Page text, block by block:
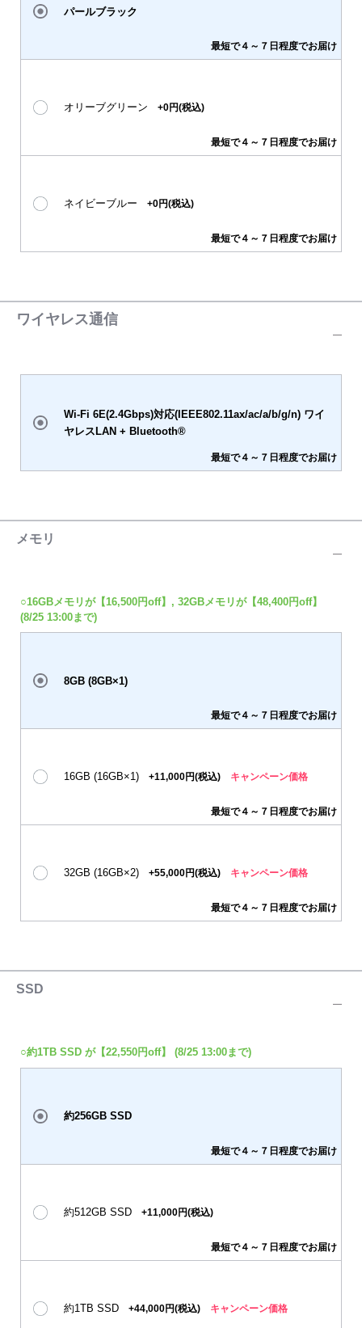
最短で４～７日程度でお届け
パールブラック
最短で４～７日程度でお届け
オリーブグリーン +0円(税込)
最短で４～７日程度でお届け
ネイビーブルー +0円(税込)
ワイヤレス通信
最短で４～７日程度でお届け
Wi-Fi 6E(2.4Gbps)対応(IEEE802.11ax/ac/a/b/g/n) ワイ
ヤレスLAN + Bluetooth®
メモリ
○16GBメモリが【16,500円off】, 32GBメモリが【48,400円off】
(8/25 13:00まで)
最短で４～７日程度でお届け
8GB (8GB×1)
最短で４～７日程度でお届け
16GB (16GB×1) +11,000円(税込) キャンペーン価格
最短で４～７日程度でお届け
32GB (16GB×2) +55,000円(税込) キャンペーン価格
SSD
○約1TB SSD が【22,550円off】 (8/25 13:00まで)
最短で４～７日程度でお届け
約256GB SSD
最短で４～７日程度でお届け
約512GB SSD +11,000円(税込)
約1TB SSD +44,000円(税込) キャンペーン価格